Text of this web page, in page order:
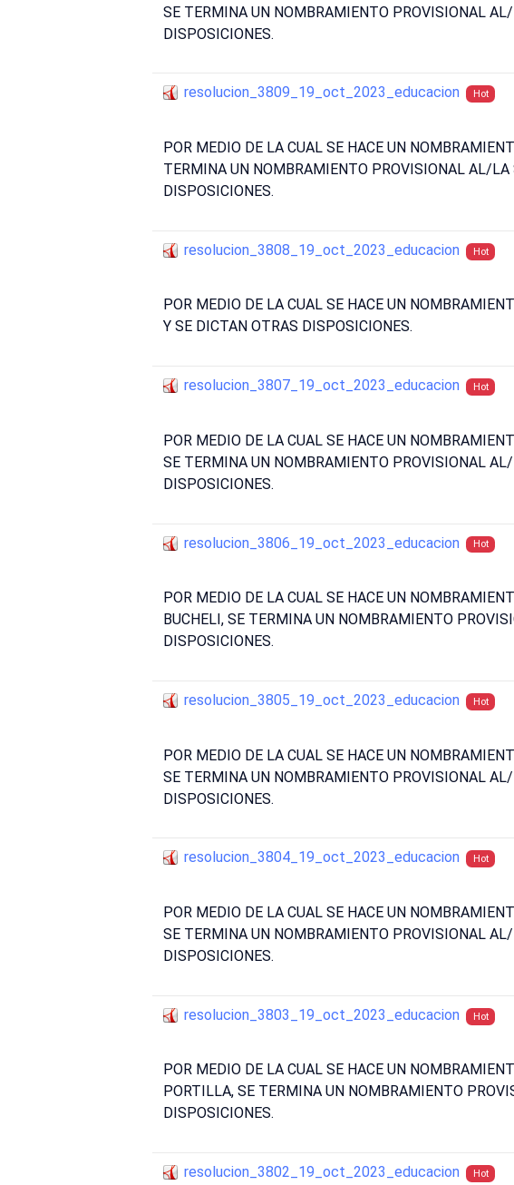
SE TERMINA UN NOMBRAMIENTO PROVISIONAL
DISPOSICIONES.
resolucion_3809_19_oct_2023_educacion Hot
POR MEDIO DE LA CUAL SE HACE UN
TERMINA UN NOMBRAMIENTO PROVISIONAL AL/LA
DISPOSICIONES.
resolucion_3808_19_oct_2023_educacion Hot
POR MEDIO DE LA CUAL SE HACE UN
Y SE DICTAN OTRAS DISPOSICIONES.
resolucion_3807_19_oct_2023_educacion Hot
POR MEDIO DE LA CUAL SE HACE UN
SE TERMINA UN NOMBRAMIENTO PROVISIONAL
DISPOSICIONES.
resolucion_3806_19_oct_2023_educacion Hot
POR MEDIO DE LA CUAL SE HACE UN
BUCHELI, SE TERMINA UN NOMBRAMIENTO
DISPOSICIONES.
resolucion_3805_19_oct_2023_educacion Hot
POR MEDIO DE LA CUAL SE HACE UN
SE TERMINA UN NOMBRAMIENTO PROVISIONAL
DISPOSICIONES.
resolucion_3804_19_oct_2023_educacion Hot
POR MEDIO DE LA CUAL SE HACE UN
SE TERMINA UN NOMBRAMIENTO PROVISIONAL
DISPOSICIONES.
resolucion_3803_19_oct_2023_educacion Hot
POR MEDIO DE LA CUAL SE HACE UN
PORTILLA, SE TERMINA UN NOMBRAMIENTO
DISPOSICIONES.
resolucion_3802_19_oct_2023_educacion Hot